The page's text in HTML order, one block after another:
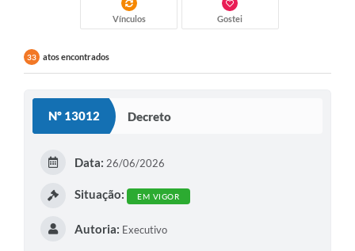
Vagas de emprego no PAT Valinhos
Contratos
Audiências Públicas
Turismo
Vínculos Gostei
33 atos encontrados
Nº 13012 Decreto
Data: 26/06/2026
Situação: EM VIGOR
Autoria: Executivo